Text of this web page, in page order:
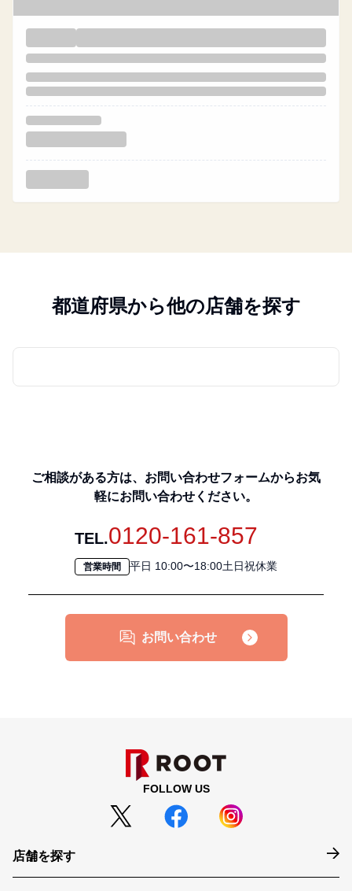
都道府県から他の店舗を探す
ご相談がある方は、お問い合わせフォームからお気
軽にお問い合わせください。
TEL.0120-161-857
営業時間 平日 10:00〜18:00土日祝休業
お問い合わせ
FOLLOW US
店舗を探す